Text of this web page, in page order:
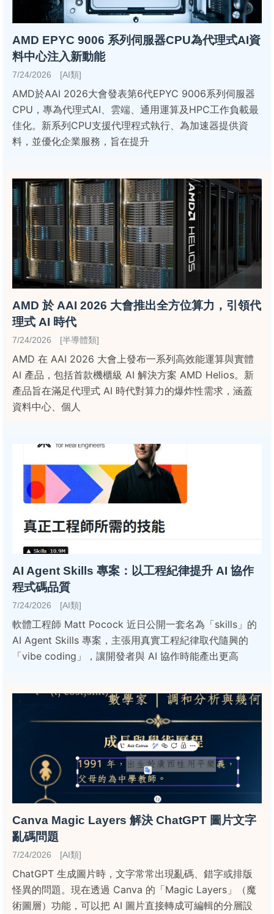
AMD EPYC 9006 系列伺服器CPU為代理式AI資
料中心注入新動能
7/24/2026 [AI類]
AMD於AAI 2026大會發表第6代EPYC 9006系列伺服器
CPU，專為代理式AI、雲端、通用運算及HPC工作負載最
佳化。新系列CPU支援代理程式執行、為加速器提供資
料，並優化企業服務，旨在提升
AMD 於 AAI 2026 大會推出全方位算力，引領代
理式 AI 時代
7/24/2026 [半導體類]
AMD 在 AAI 2026 大會上發布一系列高效能運算與實體
AI 產品，包括首款機櫃級 AI 解決方案 AMD Helios。新
產品旨在滿足代理式 AI 時代對算力的爆炸性需求，涵蓋
資料中心、個人
AI Agent Skills 專案：以工程紀律提升 AI 協作
程式碼品質
7/24/2026 [AI類]
軟體工程師 Matt Pocock 近日公開一套名為「skills」的
AI Agent Skills 專案，主張用真實工程紀律取代隨興的
「vibe coding」，讓開發者與 AI 協作時能產出更高
Canva Magic Layers 解決 ChatGPT 圖片文字
亂碼問題
7/24/2026 [AI類]
ChatGPT 生成圖片時，文字常常出現亂碼、錯字或排版
怪異的問題。現在透過 Canva 的「Magic Layers」（魔
術圖層）功能，可以把 AI 圖片直接轉成可編輯的分層設